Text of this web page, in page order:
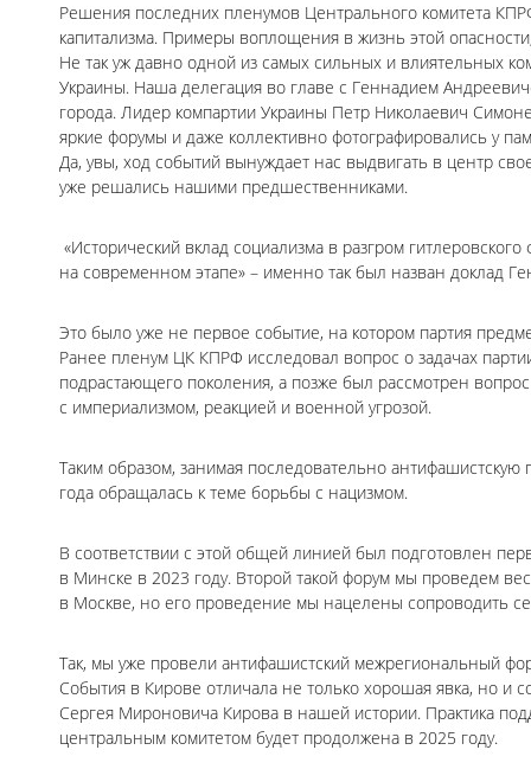
Решения последних пленумов Центрального комитета
капитализма. Примеры воплощения в жизнь этой
Не так уж давно одной из самых сильных и влиятельных
Украины. Наша делегация во главе с Геннадием
города. Лидер компартии Украины Петр Николаевич
яркие форумы и даже коллективно фотографировались у
Да, увы, ход событий вынуждает нас выдвигать в центр
уже решались нашими предшественниками.
«Исторический вклад социализма в разгром
на современном этапе» – именно так был назван доклад
Это было уже не первое событие, на котором партия
Ранее пленум ЦК КПРФ исследовал вопрос о задачах
подрастающего поколения, а позже был рассмотрен
с империализмом, реакцией и военной угрозой.
Таким образом, занимая последовательно
года обращалась к теме борьбы с нацизмом.
В соответствии с этой общей линией был подготовлен
в Минске в 2023 году. Второй такой форум мы проведем
в Москве, но его проведение мы нацелены сопроводить
Так, мы уже провели антифашистский межрегиональный
События в Кирове отличала не только хорошая явка, но и
Сергея Мироновича Кирова в нашей истории. Практика
центральным комитетом будет продолжена в 2025 году.